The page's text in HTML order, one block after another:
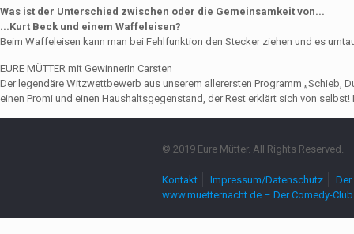
Was ist der Unterschied zwischen oder die Gemeinsamkeit von...
...Kurt Beck und einem Waffeleisen?
Beim Waffeleisen kann man bei Fehlfunktion den Stecker ziehen und es
EURE MÜTTER mit GewinnerIn Carsten
Der legendäre Witzwettbewerb aus unserem allerersten Programm „Schieb,
einen Promi und einen Haushaltsgegenstand, der Rest erklärt sich von
© 2019 Eure Mütter. All Rights Reserved.
Kontakt Impressum/Datenschutz
www.muetternacht.de – Der Comedy-Club